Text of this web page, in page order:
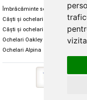
Îmbrăcăminte schi și snowboard
Căști și ochelari de iarnă
Căști și ochelari Alpina
Ochelari Oakley
Ochelari Alpina